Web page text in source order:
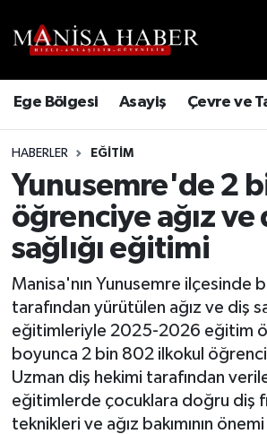
Ege Bölgesi Asayiş Çevre ve
HABERLER EĞITIM
Yunusemre'de 2
öğrenciye ağız ve
sağlığı eğitimi
Manisa'nın Yunusemre ilçesinde
tarafından yürütülen ağız ve diş
eğitimleriyle 2025-2026 eğitim
boyunca 2 bin 802 ilkokul
Uzman diş hekimi tarafından
eğitimlerde çocuklara doğru diş
teknikleri ve ağız bakımının önemi
Trafik Durumu
Süper Lig Puan Durumu ve
Tüm Manşetler
Son Dakika Haberleri